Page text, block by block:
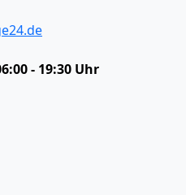
- 19:30 Uhr